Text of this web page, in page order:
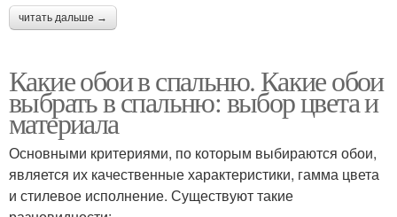
читать дальше →
Какие обои в спальню. Какие обои
выбрать в спальню: выбор цвета и
материала
Основными критериями, по которым выбираются обои,
является их качественные характеристики, гамма цвета
и стилевое исполнение. Существуют такие